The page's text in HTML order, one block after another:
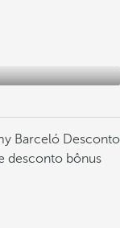
Barceló Desconto
desconto bônus